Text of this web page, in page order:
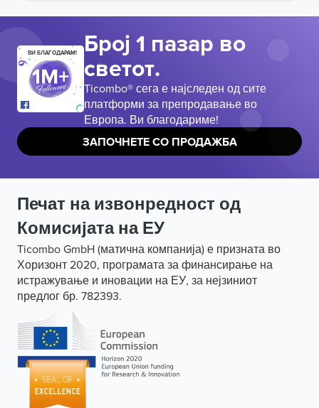
ВИ БЛАГОДАРАМ! Број 1 пазар во
светот.
Ticombo® сега е најследен од сите
платформи за препродавање во
Европа. Ви благодариме!
ЗАПОЧНЕТЕ СО ПРОДАЖБА
Печат на извонредност од
Комисијата на ЕУ
Ticombo GmbH (матична компанија) е призната во
Хоризонт 2020, програмата за финансирање на
истражување и иновации на ЕУ, за нејзиниот
предлог бр. 782393.